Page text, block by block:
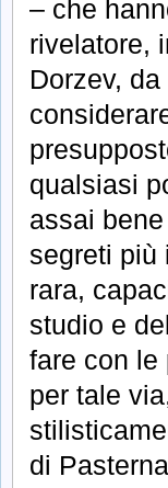
– che
rivelatore,
Dorzev,
qualsiasi
assai
segreti più
rara,
studio e
fare con le
per tale
di